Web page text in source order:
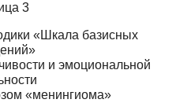
3
«Шкала базисных
и эмоциональной
«менингиома»